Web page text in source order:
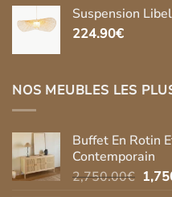
Suspension
224.90€
NOS MEUBLES LES
Buffet En Rotin
Contemporain
2,750.00€ Le